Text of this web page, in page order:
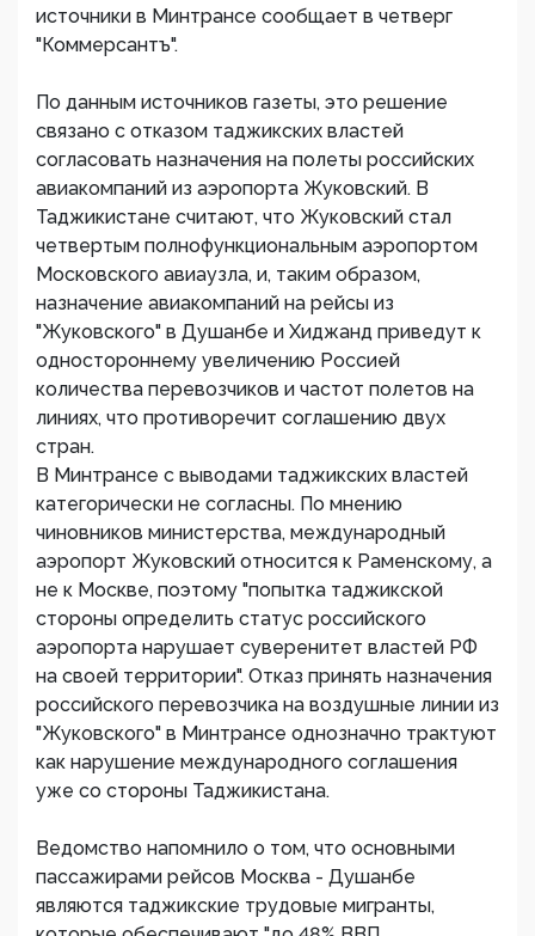
источники в Минтрансе сообщает в четверг
"Коммерсантъ".
По данным источников газеты, это решение
связано с отказом таджикских властей
согласовать назначения на полеты российских
авиакомпаний из аэропорта Жуковский. В
Таджикистане считают, что Жуковский стал
четвертым полнофункциональным аэропортом
Московского авиаузла, и, таким образом,
назначение авиакомпаний на рейсы из
"Жуковского" в Душанбе и Хиджанд приведут к
одностороннему увеличению Россией
количества перевозчиков и частот полетов на
линиях, что противоречит соглашению двух
стран.
В Минтрансе с выводами таджикских властей
категорически не согласны. По мнению
чиновников министерства, международный
аэропорт Жуковский относится к Раменскому, а
не к Москве, поэтому "попытка таджикской
стороны определить статус российского
аэропорта нарушает суверенитет властей РФ
на своей территории". Отказ принять назначения
российского перевозчика на воздушные линии из
"Жуковского" в Минтрансе однозначно трактуют
как нарушение международного соглашения
уже со стороны Таджикистана.
Ведомство напомнило о том, что основными
пассажирами рейсов Москва - Душанбе
являются таджикские трудовые мигранты,